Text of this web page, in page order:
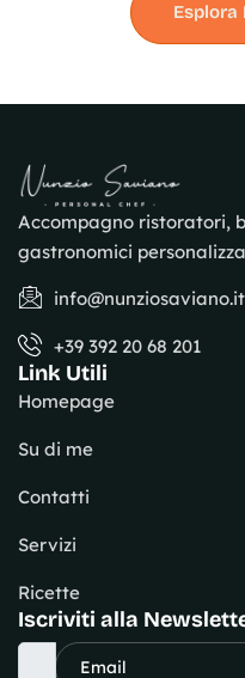
Esplora
Accompagno ristoratori,
gastronomici
info@nunziosaviano.it
+39 392 20 68 201
Link Utili
Homepage
Su di me
Contatti
Servizi
Ricette
Iscriviti alla